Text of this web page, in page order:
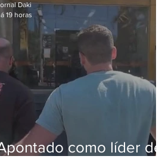
como líder de
Daki
19 horas